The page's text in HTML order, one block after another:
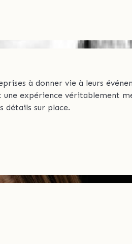
à donner vie à leurs
expérience véritablement
détails sur place.